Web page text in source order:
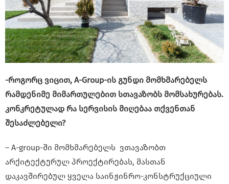
-როგორც ვიცით, A-Group-ის გუნდი მომხმარებელს
რამდენიმე მიმართულებით სთავაზობს მომსახურებას.
კონკრეტულად რა სერვისის მიღებაა თქვენთან
შესაძლებელი?
– A-group-ში მომხმარებელს ვთავაზობთ
არქიტექტურულ პროექტირებას, მასთან
დაკავშირებულ ყველა საინჟინრო-კონსტრუქციული